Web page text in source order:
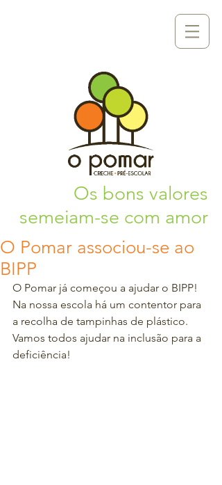
Os bons valores
semeiam-se com amor
O Pomar associou-se ao
BIPP
O Pomar já começou a ajudar o BIPP!
Na nossa escola há um contentor para
a recolha de tampinhas de plástico.
Vamos todos ajudar na inclusão para a
deficiência!